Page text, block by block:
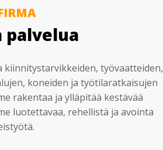
palvelua
kiinnitystarvikkeiden, työvaatteiden,
koneiden ja työtilaratkaisujen
rakentaa ja ylläpitää kestävää
luotettavaa, rehellistä ja avointa